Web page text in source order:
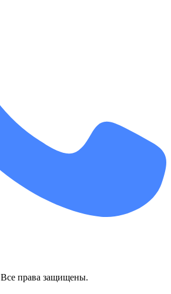
Все права защищены.